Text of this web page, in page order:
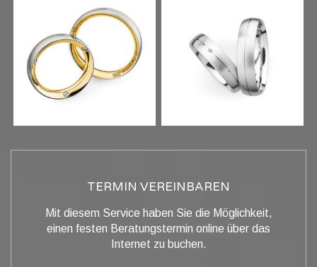
TERMIN VEREINBAREN
Mit diesem Service haben Sie die Möglichkeit,
einen festen Beratungstermin online über das
Internet zu buchen.